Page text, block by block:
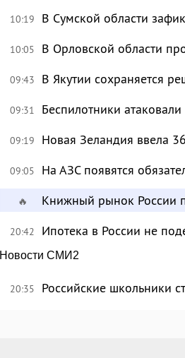
10:19 В Сумской области
10:05 В Орловской области
09:43 В Якутии сохраняется
09:31 Беспилотники
09:19 Новая Зеландия ввела
09:05 На АЗС появятся
🔥 Книжный рынок России
20:42 Ипотека в России не
Новости СМИ2
20:35 Российские школьники